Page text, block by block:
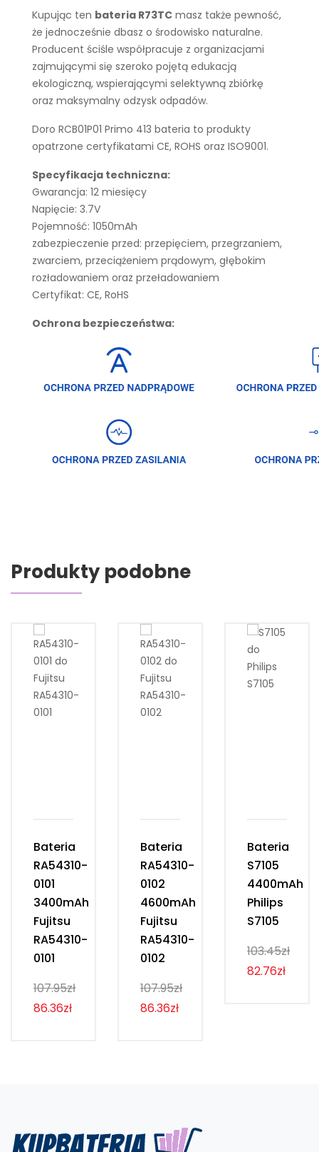
Kupując ten bateria R73TC masz także pewność,
że jednocześnie dbasz o środowisko naturalne.
Producent ściśle współpracuje z organizacjami
zajmującymi się szeroko pojętą edukacją
ekologiczną, wspierającymi selektywną zbiórkę
oraz maksymalny odzysk odpadów.
Doro RCB01P01 Primo 413 bateria to produkty
opatrzone certyfikatami CE, ROHS oraz ISO9001.
Specyfikacja techniczna:
Gwarancja: 12 miesięcy
Napięcie: 3.7V
Pojemność: 1050mAh
zabezpieczenie przed: przepięciem, przegrzaniem,
zwarciem, przeciążeniem prądowym, głębokim
rozładowaniem oraz przeładowaniem
Certyfikat: CE, RoHS
Ochrona bezpieczeństwa:
Produkty podobne
Bateria
RA54310-
0101
3400mAh
Fujitsu
RA54310-
0101
107.95zł
86.36zł
Bateria
RA54310-
0102
4600mAh
Fujitsu
RA54310-
0102
107.95zł
86.36zł
Bateria
S7105
4400mAh
Philips
S7105
103.45zł
82.76zł